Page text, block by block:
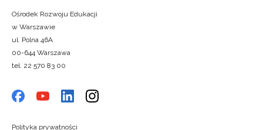
Ośrodek Rozwoju Edukacji
w Warszawie
ul. Polna 46A
00-644 Warszawa
tel. 22 570 83 00
Polityka prywatności